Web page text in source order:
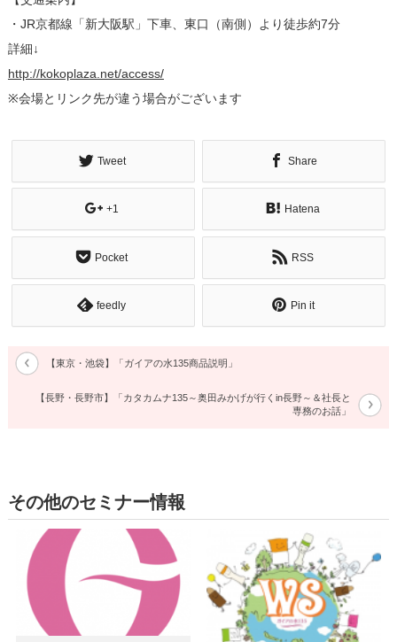
・JR京都線「新大阪駅」下車、東口（南側）より徒歩約7分
詳細↓
http://kokoplaza.net/access/
※会場とリンク先が違う場合がございます
Tweet Share
+1 Hatena
Pocket RSS
feedly Pin it
【東京・池袋】「ガイアの水135商品説明」
【長野・長野市】「カタカムナ135～奥田みかげが行くin長野～＆社長と
専務のお話」
その他のセミナー情報